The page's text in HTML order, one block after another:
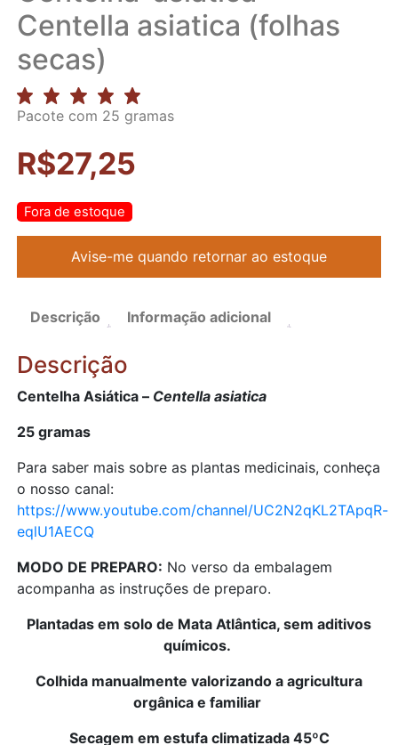
Centella asiatica (folhas
secas)
Pacote com 25 gramas
R$27,25
Fora de estoque
Descrição Informação adicional
Descrição
Centelha Asiática – Centella asiatica
25 gramas
Para saber mais sobre as plantas medicinais, conheça
o nosso canal:
https://www.youtube.com/channel/UC2N2qKL2TApqR-
eqlU1AECQ
MODO DE PREPARO: No verso da embalagem
acompanha as instruções de preparo.
Plantadas em solo de Mata Atlântica, sem aditivos
químicos.
Colhida manualmente valorizando a agricultura
orgânica e familiar
Secagem em estufa climatizada 45ºC